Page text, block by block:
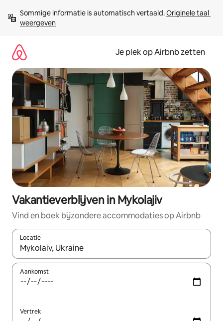
direct
naar
Sommige informatie is automatisch vertaald. Originele taal
weergeven
Je plek op Airbnb zetten
Vakantieverblijven in Mykolajiv
Vind en boek bijzondere accommodaties op Airbnb
Locatie
Wanneer er resultaten beschikbaar zijn, maak je een keuze
Aankomst
Vertrek